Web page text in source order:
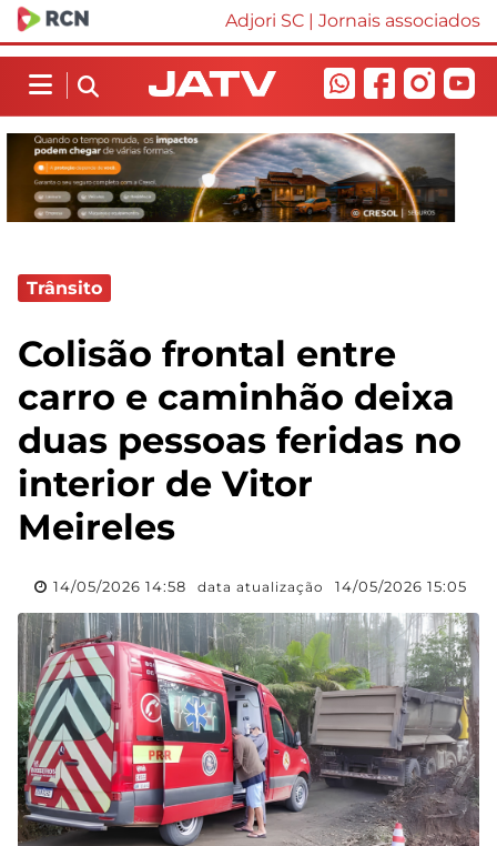
Adjori SC | Jornais associados
Trânsito
Colisão frontal entre
carro e caminhão deixa
duas pessoas feridas no
interior de Vitor
Meireles
14/05/2026 14:58 data atualização 14/05/2026 15:05